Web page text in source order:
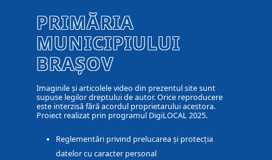
PRIMĂRIA
MUNICIPIULUI
BRAȘOV
Imaginile și articolele video din prezentul site sunt
supuse legilor dreptului de autor. Orice reproducere
este interzisă fără acordul proprietarului acestora.
Proiect realizat prin programul DigiLOCAL 2025.
Reglementări privind prelucarea și protecția
datelor cu caracter personal